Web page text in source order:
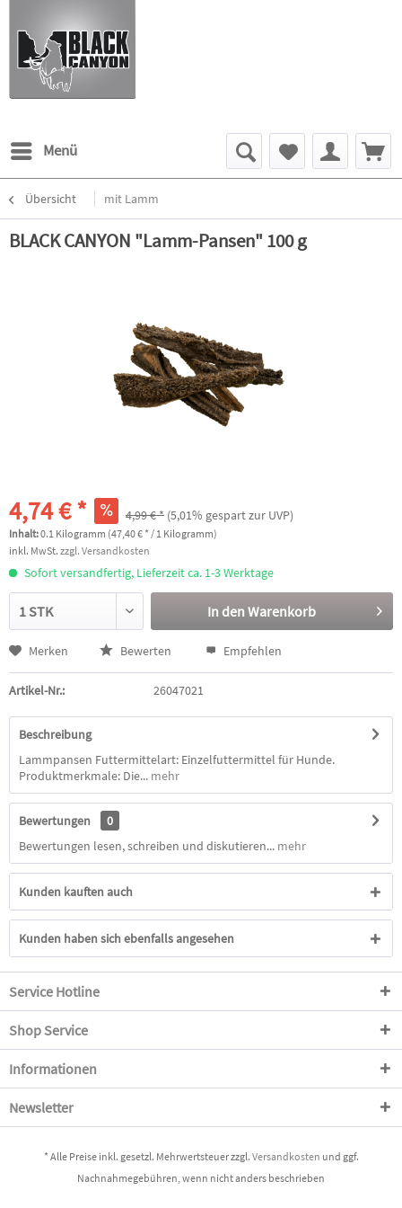
Menü
Übersicht mit Lamm
BLACK CANYON "Lamm-Pansen" 100 g
4,74 € * 4,99 € * (5,01% gespart zur UVP)
Inhalt:0.1 Kilogramm (47,40 € * / 1 Kilogramm)
inkl. MwSt. zzgl. Versandkosten
Sofort versandfertig, Lieferzeit ca. 1-3 Werktage
In den Warenkorb
Merken Bewerten Empfehlen
Artikel-Nr.: 26047021
Beschreibung
Lammpansen Futtermittelart: Einzelfuttermittel für Hunde.
Produktmerkmale: Die... mehr
Bewertungen
0
Bewertungen lesen, schreiben und diskutieren... mehr
Kunden kauften auch
Kunden haben sich ebenfalls angesehen
Service Hotline
Shop Service
Informationen
Newsletter
* Alle Preise inkl. gesetzl. Mehrwertsteuer zzgl. Versandkosten und ggf.
Nachnahmegebühren, wenn nicht anders beschrieben